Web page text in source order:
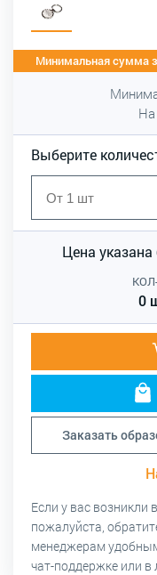
Минимальная сумма
Выберите
Цена указана
0
Заказать
Если у вас возникли
пожалуйста,
менеджерам
чат-поддержке или